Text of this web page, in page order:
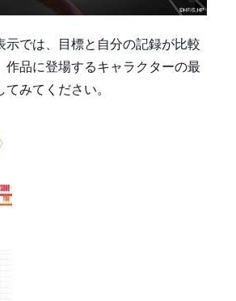
示では、目標と自分の記録が比較
作品に登場するキャラクターの最
みてください。